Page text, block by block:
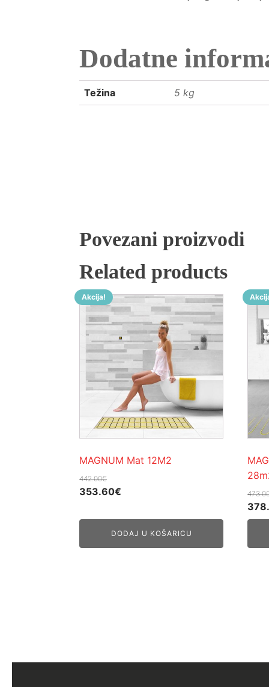
Dodatne
Težina 5 kg
Povezani proizvodi
Related products
Akcija!
MAGNUM Mat 12M2
442.00€
Izvorna
bila
442.00€.
353.60€
je:
353.60€.
DODAJ U KOŠARICU
je: